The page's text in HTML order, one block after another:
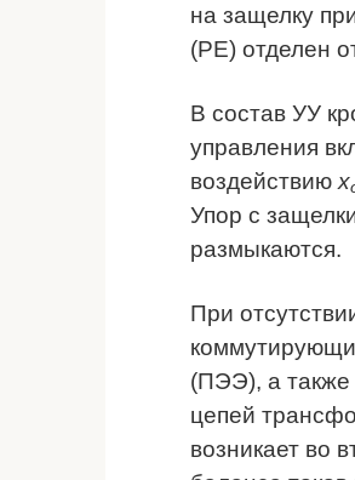
на защелку
(РЕ) отделен
В состав УУ
управления
воздействию х
Упор с
размыкаются.
При
(ПЭЭ), а
цепей
возникает во